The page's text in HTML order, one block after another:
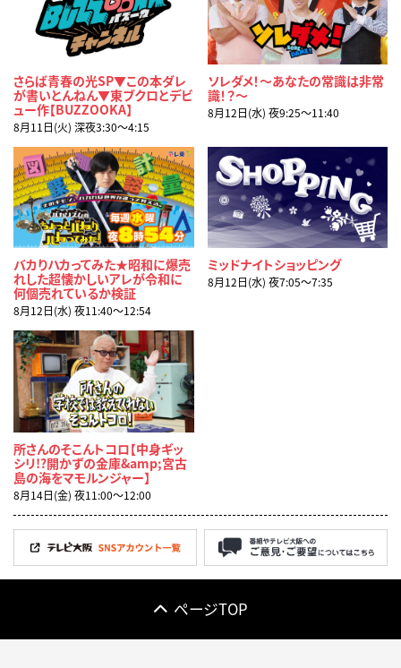
さらば青春の光SP▼この本ダレ
が書いとんねん▼東ブクロとデビ
ュー作【BUZZOOKA】
8月11日(火) 深夜3:30〜4:15
ソレダメ！～あなたの常識は非常
識！？～
8月12日(水) 夜9:25〜11:40
バカりハカってみた★昭和に爆売
れした超懐かしいアレが令和に
何個売れているか検証
8月12日(水) 夜11:40〜12:54
ミッドナイトショッピング
8月12日(水) 夜7:05〜7:35
所さんのそこんトコロ【中身ギッ
シリ!?開かずの金庫&amp;宮古
島の海をマモルンジャー】
8月14日(金) 夜11:00〜12:00
ページTOP